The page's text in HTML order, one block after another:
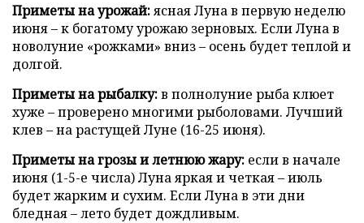
Приметы на урожай:ясная Луна в первую неделю
июня – к богатому урожаю зерновых. Если Луна в
новолуние «рожками» вниз – осень будет теплой и
долгой.
Приметы на рыбалку:в полнолуние рыба клюет
хуже – проверено многими рыболовами. Лучший
клев – на растущей Луне (16-25 июня).
Приметы на грозы и летнюю жару: если в начале
июня (1-5-е числа) Луна яркая и четкая – июль
будет жарким и сухим. Если Луна в эти дни
бледная – лето будет дождливым.